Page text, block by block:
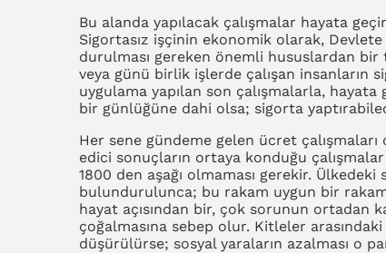
Bu alanda yapılacak çalışmalar hayata
Sigortasız işçinin ekonomik olarak,
durulması gereken önemli hususlardan bir
veya günü birlik işlerde çalışan insanların
uygulama yapılan son çalışmalarla,
bir günlüğüne dahi olsa; sigorta
Her sene gündeme gelen ücret çalışmaları
edici sonuçların ortaya konduğu
1800 den aşağı olmaması gerekir.
bulundurulunca; bu rakam uygun bir
hayat açısından bir, çok sorunun ortadan
çoğalmasına sebep olur. Kitleler arasındaki
düşürülürse; sosyal yaraların azalması o